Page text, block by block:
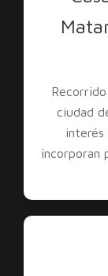
ciudad
interés
incorporan